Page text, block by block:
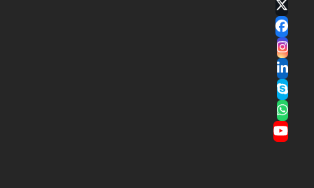
Twitter
(deprecated)
Facebook
Instagram
LinkedIn
Skype
Whatsapp
YouTube